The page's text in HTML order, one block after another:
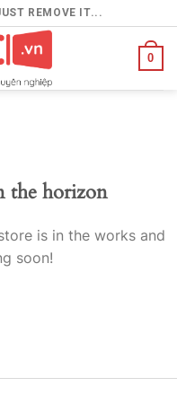
REMOVE IT...
0
the horizon
is in the works and
soon!